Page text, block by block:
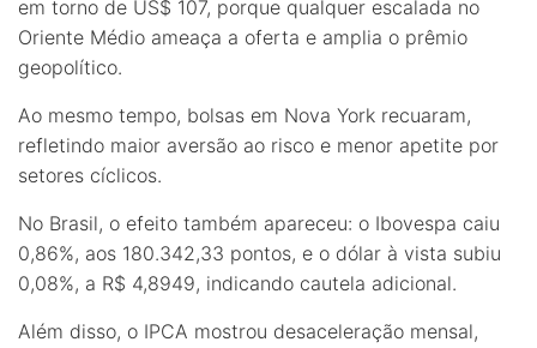
em torno de US$ 107, porque qualquer escalada no
Oriente Médio ameaça a oferta e amplia o prêmio
geopolítico.
Ao mesmo tempo, bolsas em Nova York recuaram,
refletindo maior aversão ao risco e menor apetite por
setores cíclicos.
No Brasil, o efeito também apareceu: o Ibovespa caiu
0,86%, aos 180.342,33 pontos, e o dólar à vista subiu
0,08%, a R$ 4,8949, indicando cautela adicional.
Além disso, o IPCA mostrou desaceleração mensal,